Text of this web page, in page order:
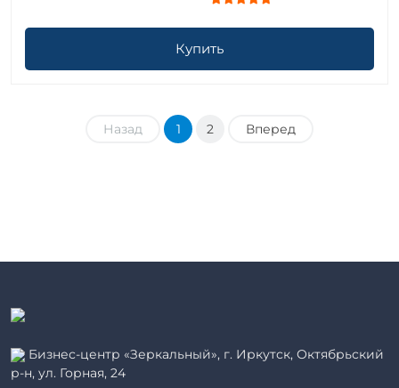
Купить
Назад 1 2 Вперед
Бизнес-центр «Зеркальный», г. Иркутск, Октябрьский
р-н, ул. Горная, 24